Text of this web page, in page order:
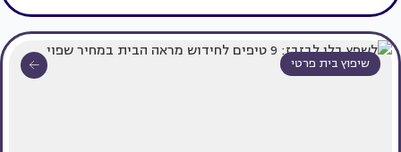
שיפוץ בית פרטי